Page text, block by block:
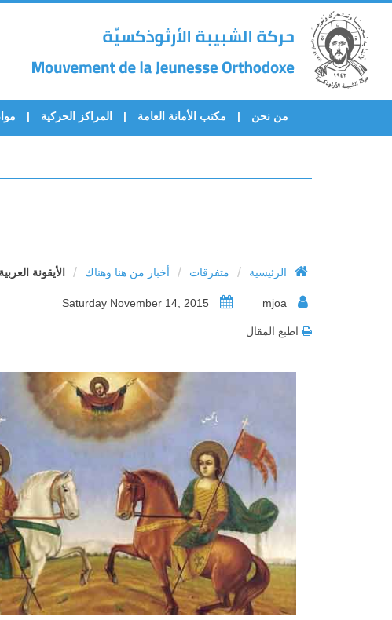
من نحن مكتب الأمانة العامة المراكز الحركية
الرئيسية / متفرقات / أخبار من هنا وهناك / الأيقونة
اطبع المقال